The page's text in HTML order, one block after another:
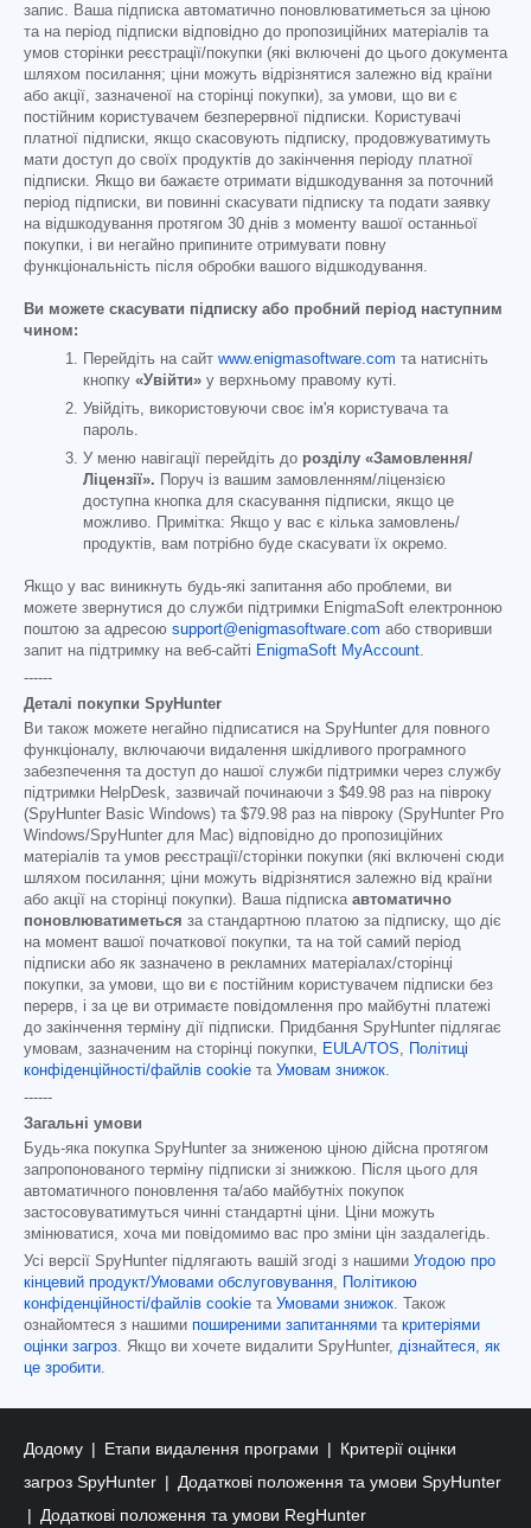
запис. Ваша підписка автоматично поновлюватиметься за ціною
та на період підписки відповідно до пропозиційних матеріалів та
умов сторінки реєстрації/покупки (які включені до цього документа
шляхом посилання; ціни можуть відрізнятися залежно від країни
або акції, зазначеної на сторінці покупки), за умови, що ви є
постійним користувачем безперервної підписки. Користувачі
платної підписки, якщо скасовують підписку, продовжуватимуть
мати доступ до своїх продуктів до закінчення періоду платної
підписки. Якщо ви бажаєте отримати відшкодування за поточний
період підписки, ви повинні скасувати підписку та подати заявку
на відшкодування протягом 30 днів з моменту вашої останньої
покупки, і ви негайно припините отримувати повну
функціональність після обробки вашого відшкодування.
Ви можете скасувати підписку або пробний період наступним
чином:
Перейдіть на сайт www.enigmasoftware.com та натисніть
кнопку «Увійти» у верхньому правому куті.
Увійдіть, використовуючи своє ім'я користувача та
пароль.
У меню навігації перейдіть до розділу «Замовлення/
Ліцензії». Поруч із вашим замовленням/ліцензією
доступна кнопка для скасування підписки, якщо це
можливо. Примітка: Якщо у вас є кілька замовлень/
продуктів, вам потрібно буде скасувати їх окремо.
Якщо у вас виникнуть будь-які запитання або проблеми, ви
можете звернутися до служби підтримки EnigmaSoft електронною
поштою за адресою support@enigmasoftware.com або створивши
запит на підтримку на веб-сайті EnigmaSoft MyAccount.
------
Деталі покупки SpyHunter
Ви також можете негайно підписатися на SpyHunter для повного
функціоналу, включаючи видалення шкідливого програмного
забезпечення та доступ до нашої служби підтримки через службу
підтримки HelpDesk, зазвичай починаючи з $49.98 раз на півроку
(SpyHunter Basic Windows) та $79.98 раз на півроку (SpyHunter Pro
Windows/SpyHunter для Mac) відповідно до пропозиційних
матеріалів та умов реєстрації/сторінки покупки (які включені сюди
шляхом посилання; ціни можуть відрізнятися залежно від країни
або акції на сторінці покупки). Ваша підписка автоматично
поновлюватиметься за стандартною платою за підписку, що діє
на момент вашої початкової покупки, та на той самий період
підписки або як зазначено в рекламних матеріалах/сторінці
покупки, за умови, що ви є постійним користувачем підписки без
перерв, і за це ви отримаєте повідомлення про майбутні платежі
до закінчення терміну дії підписки. Придбання SpyHunter підлягає
умовам, зазначеним на сторінці покупки, EULA/TOS,
Політиці
конфіденційності/файлів cookie та Умовам знижок.
------
Загальні умови
Будь-яка покупка SpyHunter за зниженою ціною дійсна протягом
запропонованого терміну підписки зі знижкою. Після цього для
автоматичного поновлення та/або майбутніх покупок
застосовуватимуться чинні стандартні ціни. Ціни можуть
змінюватися, хоча ми повідомимо вас про зміни цін заздалегідь.
Усі версії SpyHunter підлягають вашій згоді з нашими Угодою про
кінцевий продукт/Умовами обслуговування,
Політикою
конфіденційності/файлів cookie та Умовами знижок. Також
ознайомтеся з нашими поширеними запитаннями та критеріями
оцінки загроз. Якщо ви хочете видалити SpyHunter, дізнайтеся, як
це зробити.
Додому Етапи видалення програми
Критерії оцінки
загроз SpyHunter
Додаткові положення та умови SpyHunter
Додаткові положення та умови RegHunter